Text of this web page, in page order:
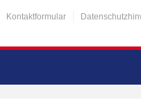
Kontaktformular